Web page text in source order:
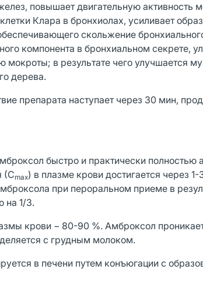
повышает двигательную активность
Клара в бронхиолах, усиливает
скольжение
компонента в бронхиальном секрете,
в результате чего улучшается
дерева.
препарата наступает через 30 мин,
быстро и практически полностью
(Сmax) в плазме крови достигается через
при пероральном приеме в
на 1/3.
крови − 80-90 %. Амброксол
с грудным молоком.
в печени путем конъюгации с